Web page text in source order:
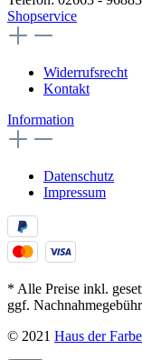
Shopservice
Widerrufsrecht
Kontakt
Information
Datenschutz
Impressum
* Alle Preise inkl.
ggf.
© 2021 Haus der